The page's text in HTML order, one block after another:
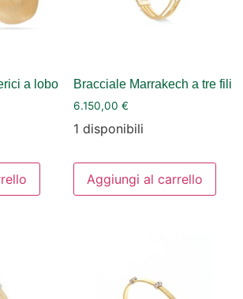
a lobo Bracciale Marrakech a tre fili
6.150,00 €
1 disponibili
Aggiungi al carrello